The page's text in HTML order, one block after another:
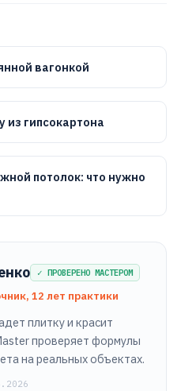
вагонкой
из гипсокартона
потолок: что нужно
✓ ПРОВЕРЕНО МАСТЕРОМ
12 лет практики
плитку и красит
проверяет формулы
на реальных объектах.